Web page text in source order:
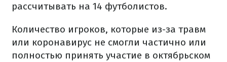
рассчитывать на 14 футболистов.
Количество игроков, которые из-за травм
или коронавирус не смогли частично или
полностью принять участие в октябрьском